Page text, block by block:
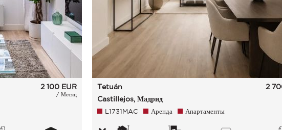
2 100 EUR
/ Месяц
Tetuán
Castillejos, Мадрид
2
L1731MAC Аренда Апартаменты